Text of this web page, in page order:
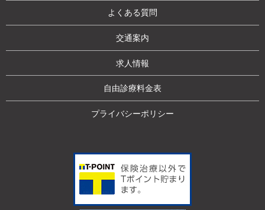
よくある質問
交通案内
求人情報
自由診療料金表
プライバシーポリシー